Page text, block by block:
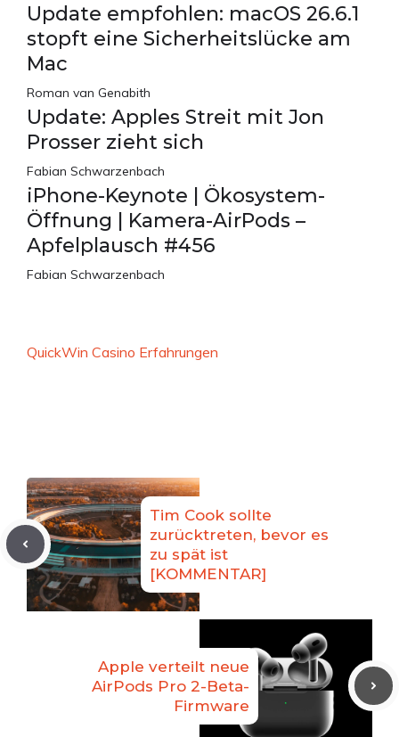
Update empfohlen: macOS 26.6.1
stopft eine Sicherheitslücke am
Mac
Roman van Genabith
Update: Apples Streit mit Jon
Prosser zieht sich
Fabian Schwarzenbach
iPhone-Keynote | Ökosystem-
Öffnung | Kamera-AirPods –
Apfelplausch #456
Fabian Schwarzenbach
QuickWin Casino Erfahrungen
Tim Cook sollte
zurücktreten, bevor es
zu spät ist
[KOMMENTAR]
Apple verteilt neue
AirPods Pro 2-Beta-
Firmware